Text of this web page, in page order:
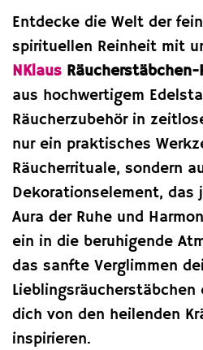
Entdecke die Welt der
spirituellen Reinheit mit
NKlaus
aus hochwertigem
Räucherzubehör in
nur ein praktisches
Räucherrituale, sondern
Dekorationselement, das
Aura der Ruhe und
ein in die beruhigende
das sanfte Verglimmen
dich von den heilenden
inspirieren.